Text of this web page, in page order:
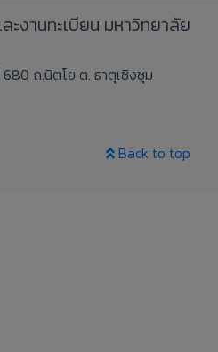
ะงานทะเบียน มหาวิทยาลัย
ถ.นิตโย ต. ธาตุเชิงชุม
Back to top